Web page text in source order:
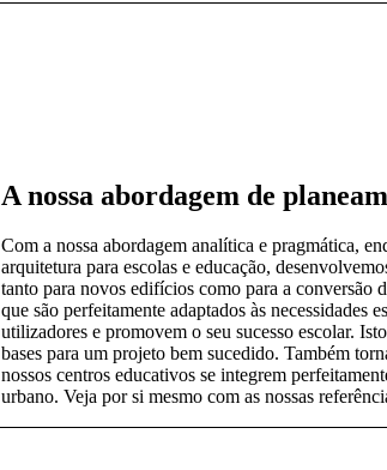
A nossa abordagem de
Com a nossa abordagem analítica e pragmática,
arquitetura para escolas e educação,
tanto para novos edifícios como para a conversão
que são perfeitamente adaptados às necessidades
utilizadores e promovem o seu sucesso escolar.
bases para um projeto bem sucedido. Também
nossos centros educativos se integrem
urbano. Veja por si mesmo com as nossas